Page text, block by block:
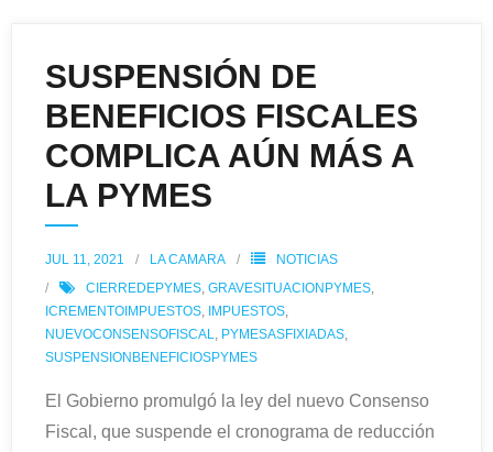
SUSPENSIÓN DE
BENEFICIOS FISCALES
COMPLICA AÚN MÁS A
LA PYMES
JUL 11, 2021 LA CAMARA
NOTICIAS
CIERREDEPYMES, GRAVESITUACIONPYMES,
ICREMENTOIMPUESTOS, IMPUESTOS,
NUEVOCONSENSOFISCAL, PYMESASFIXIADAS,
SUSPENSIONBENEFICIOSPYMES
El Gobierno promulgó la ley del nuevo Consenso
Fiscal, que suspende el cronograma de reducción